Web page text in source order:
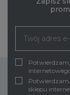
Potwierdzam,
sklepu